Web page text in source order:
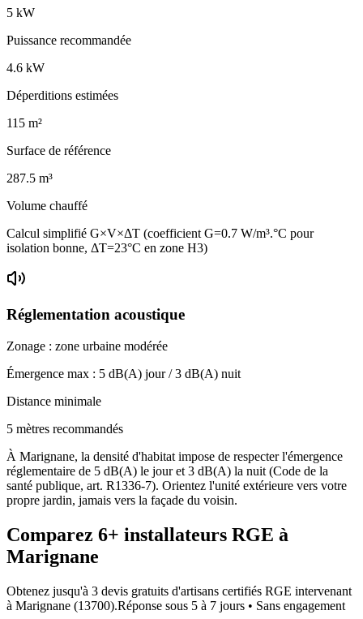
5 kW
Puissance recommandée
4.6 kW
Déperditions estimées
115 m²
Surface de référence
287.5 m³
Volume chauffé
Calcul simplifié G×V×ΔT (coefficient G=0.7 W/m³.°C pour
isolation bonne, ΔT=23°C en zone H3)
Réglementation acoustique
Zonage : zone urbaine modérée
Émergence max : 5 dB(A) jour /3 dB(A) nuit
Distance minimale
5 mètres recommandés
À Marignane, la densité d'habitat impose de respecter l'émergence
réglementaire de 5 dB(A) le jour et 3 dB(A) la nuit (Code de la
santé publique, art. R1336-7). Orientez l'unité extérieure vers votre
propre jardin, jamais vers la façade du voisin.
Comparez 6+ installateurs RGE à
Marignane
Obtenez jusqu'à 3 devis gratuits d'artisans certifiés RGE intervenant
à Marignane (13700).Réponse sous 5 à 7 jours • Sans engagement